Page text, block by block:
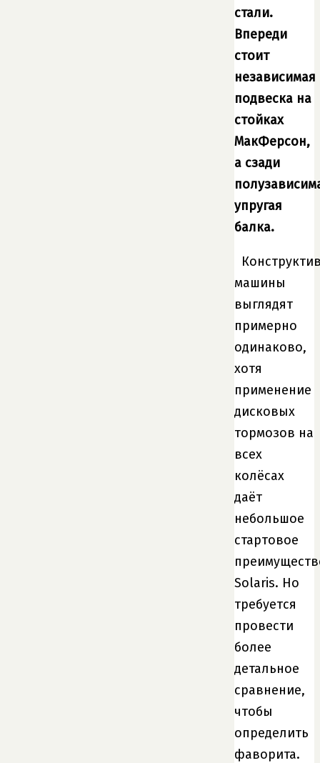
стали.
Впереди
стоит
независимая
подвеска на
стойках
МакФерсон,
а сзади
упругая
балка.
машины
выглядят
примерно
одинаково,
хотя
применение
дисковых
тормозов на
всех
колёсах
даёт
небольшое
стартовое
Solaris. Но
требуется
провести
более
детальное
сравнение,
чтобы
определить
фаворита.